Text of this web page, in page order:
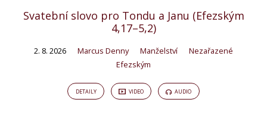
Svatební slovo pro Tondu a Janu (Efezským
4,17–5,2)
2. 8. 2026 Marcus Denny Manželství
Nezařazené
Efezským
DETAILY VIDEO AUDIO